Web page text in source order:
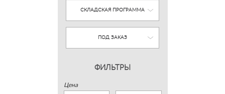
СКЛАДСКАЯ ПРОГРАММА
ПОД ЗАКАЗ
ФИЛЬТРЫ
Цена